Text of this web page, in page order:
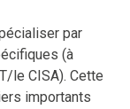
par
(à
le CISA). Cette
importants